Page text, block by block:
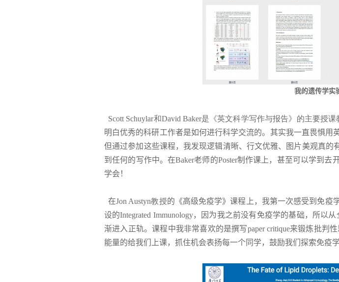
我的遗传学实
Scott Schuylar和David Baker是《英文科学写作与报告》的主要授课
明白优秀的科研工作者是如何进行科学交流的。其实我一直畏惧用
但通过参加这些课程，我发现逻辑清晰、行文优雅、图片美观真的
到任何的写作中。在Baker老师的Poster制作课上，甚至可以学到去
学会！
在Jon Austyn教授的《高级免疫学》课程上，我第一次感受到免疫
设的Integrated Immunology，因为我之前没有免疫学的基础，所以
渐进入正轨。课程中我非常喜欢的是撰写paper critique来锻炼批判
能量的给我们上课，抓住机会表扬每一个同学，鼓励我们探索免疫